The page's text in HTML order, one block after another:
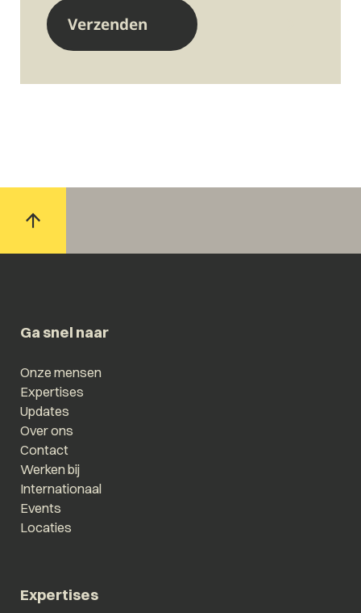
Ga snel naar
Onze mensen
Expertises
Updates
Over ons
Contact
Werken bij
Internationaal
Events
Locaties
Expertises